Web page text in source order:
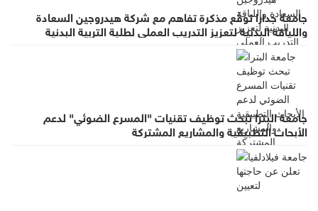
جامعة جدارا توقّع مذكرة تفاهم مع شركة هيدروجين السعادة
واللياقة البدنية لتعزيز التدريب العملي لطلبة التربية البدنية
جامعة البترا تبحث توظيف تقنيات "المسرع الضوئي" لدعم
الأبحاث التطبيقية والمشاريع المشتركة